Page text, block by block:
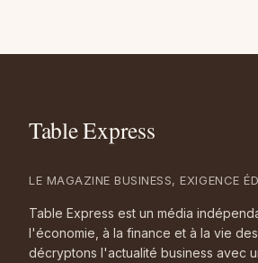
LE MAGAZINE BUSINESS, EXIGENCE
Table Express est un média
l'économie, à la finance et à la vie
décryptons l'actualité business avec